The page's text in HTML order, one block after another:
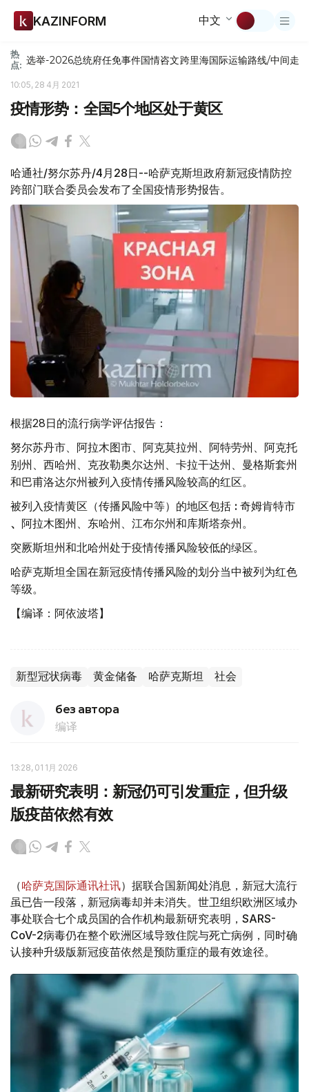
KAZINFORM 中文
热
点: 选举-2026总统府任免事件国情咨文跨里海国际运输路线/中间走廊
10:05, 28 4月 2021
疫情形势：全国5个地区处于黄区
哈通社/努尔苏丹/4月28日--哈萨克斯坦政府新冠疫情防控
跨部门联合委员会发布了全国疫情形势报告。
根据28日的流行病学评估报告：
努尔苏丹市、阿拉木图市、阿克莫拉州、阿特劳州、阿克托
别州、西哈州、克孜勒奥尔达州、卡拉干达州、曼格斯套州
和巴甫洛达尔州被列入疫情传播风险较高的红区。
被列入疫情黄区（传播风险中等）的地区包括 : 奇姆肯特市
、 阿拉木图州、东哈州、江布尔州和库斯塔奈州。
突厥斯坦州和北哈州处于疫情传播风险较低的绿区。
哈萨克斯坦全国在新冠疫情传播风险的划分当中被列为红色
等级。
【编译：阿依波塔】
新型冠状病毒 黄金储备 哈萨克斯坦 社会
без автора
编译
13:28, 01 1月 2026
最新研究表明：新冠仍可引发重症，但升级
版疫苗依然有效
（哈萨克国际通讯社讯）据联合国新闻处消息，新冠大流行
虽已告一段落，新冠病毒却并未消失。世卫组织欧洲区域办
事处联合七个成员国的合作机构最新研究表明，SARS-
CoV-2病毒仍在整个欧洲区域导致住院与死亡病例，同时确
认接种升级版新冠疫苗依然是预防重症的最有效途径。